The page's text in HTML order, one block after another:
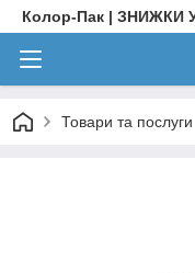
Колор-Пак | ЗНИЖКИ
Товари та послуги